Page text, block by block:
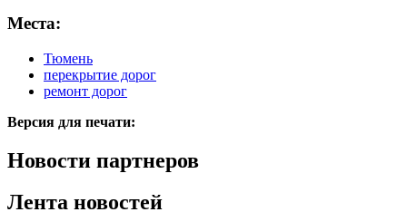
Места:
Тюмень
перекрытие дорог
ремонт дорог
Версия для печати:
Новости партнеров
Лента новостей